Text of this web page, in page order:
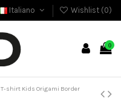
Italiano Wishlist (0)
0
T-shirt Kids Origami Border